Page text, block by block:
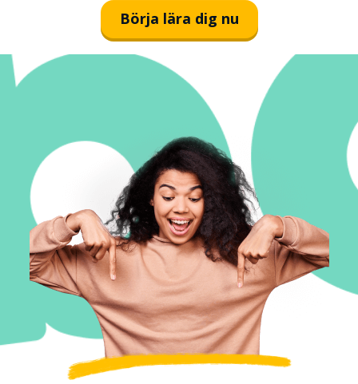
Börja lära dig nu